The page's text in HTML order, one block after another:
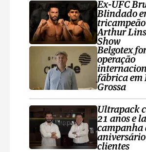
Ex-UFC
Blindado
Arthur
Show
Belgotex
operação
fábrica em
Grossa
Ultrapack
21 anos e
campanha
clientes